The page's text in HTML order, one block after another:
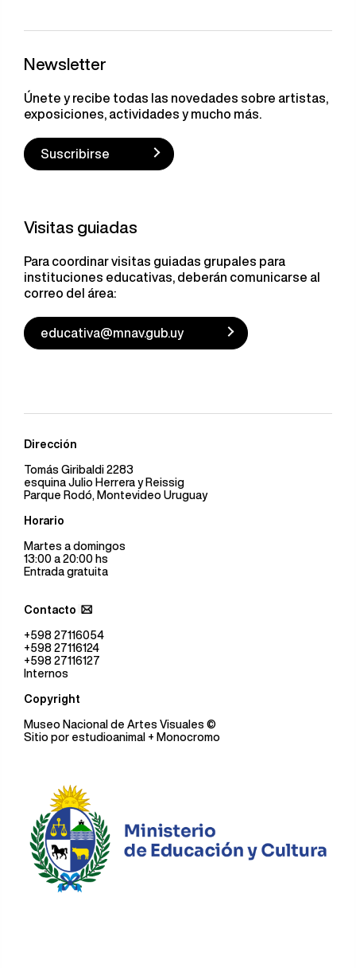
Newsletter
Únete y recibe todas las novedades sobre artistas,
exposiciones, actividades y mucho más.
Suscribirse
Visitas guiadas
Para coordinar visitas guiadas grupales para
instituciones educativas, deberán comunicarse al
correo del área:
educativa@mnav.gub.uy
Dirección
Tomás Giribaldi 2283
esquina Julio Herrera y Reissig
Parque Rodó, Montevideo Uruguay
Horario
Martes a domingos
13:00 a 20:00 hs
Entrada gratuita
Contacto
+598 27116054
+598 27116124
+598 27116127
Internos
Copyright
Museo Nacional de Artes Visuales ©
Sitio por estudioanimal + Monocromo